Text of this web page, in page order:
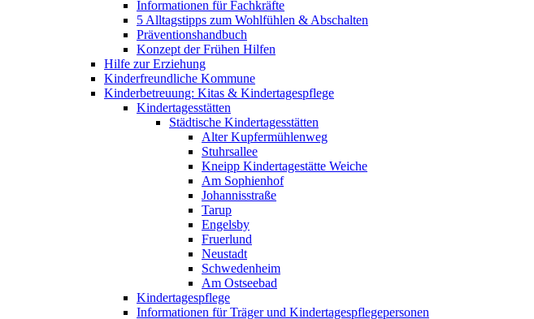
Informationen für Fachkräfte
5 Alltagstipps zum Wohlfühlen & Abschalten
Präventionshandbuch
Konzept der Frühen Hilfen
Hilfe zur Erziehung
Kinderfreundliche Kommune
Kinderbetreuung: Kitas & Kindertagespflege
Kindertagesstätten
Städtische Kindertagesstätten
Alter Kupfermühlenweg
Stuhrsallee
Kneipp Kindertagestätte Weiche
Am Sophienhof
Johannisstraße
Tarup
Engelsby
Fruerlund
Neustadt
Schwedenheim
Am Ostseebad
Kindertagespflege
Informationen für Träger und Kindertagespflegepersonen